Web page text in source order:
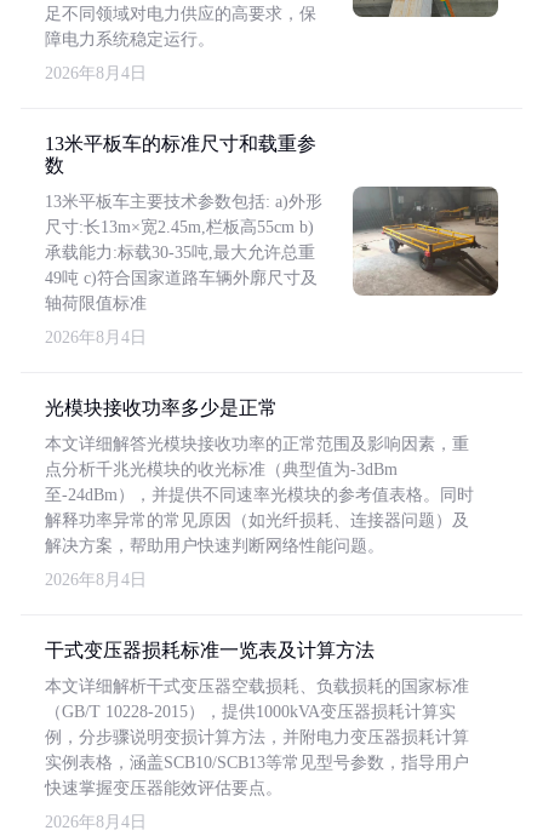
足不同领域对电力供应的高要求，保
障电力系统稳定运行。
2026年8月4日
13米平板车的标准尺寸和载重参
数
13米平板车主要技术参数包括: a)外形
尺寸:长13m×宽2.45m,栏板高55cm b)
承载能力:标载30-35吨,最大允许总重
49吨 c)符合国家道路车辆外廓尺寸及
轴荷限值标准
2026年8月4日
光模块接收功率多少是正常
本文详细解答光模块接收功率的正常范围及影响因素，重
点分析千兆光模块的收光标准（典型值为-3dBm
至-24dBm），并提供不同速率光模块的参考值表格。同时
解释功率异常的常见原因（如光纤损耗、连接器问题）及
解决方案，帮助用户快速判断网络性能问题。
2026年8月4日
干式变压器损耗标准一览表及计算方法
本文详细解析干式变压器空载损耗、负载损耗的国家标准
（GB/T 10228-2015），提供1000kVA变压器损耗计算实
例，分步骤说明变损计算方法，并附电力变压器损耗计算
实例表格，涵盖SCB10/SCB13等常见型号参数，指导用户
快速掌握变压器能效评估要点。
2026年8月4日